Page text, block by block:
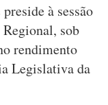
à sessão
sob
rendimento
Legislativa da